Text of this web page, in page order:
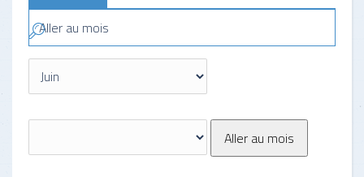
Aller au mois
Aller au mois